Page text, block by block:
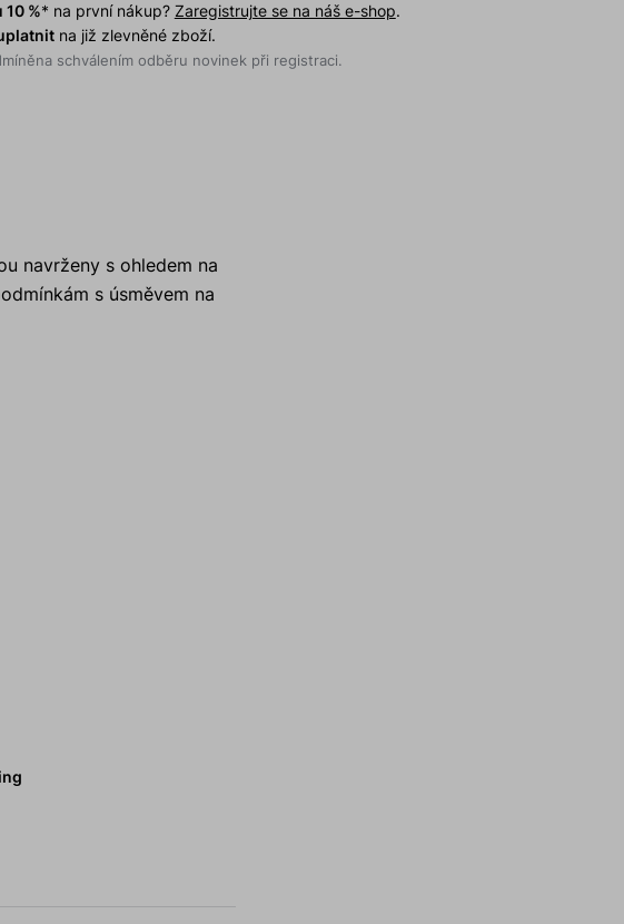
10 %* na první nákup? Zaregistrujte se na náš e-shop.
na již zlevněné zboží.
schválením odběru novinek při registraci.
navrženy s ohledem na
s úsměvem na